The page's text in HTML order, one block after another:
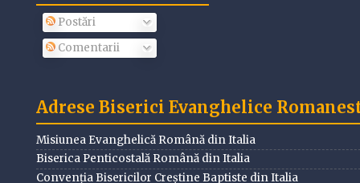
Postări
Comentarii
Adrese Biserici Evanghelice
Misiunea Evanghelică Română din Italia
Biserica Penticostală Română din Italia
Convenția Bisericilor Creștine Baptiste din Italia